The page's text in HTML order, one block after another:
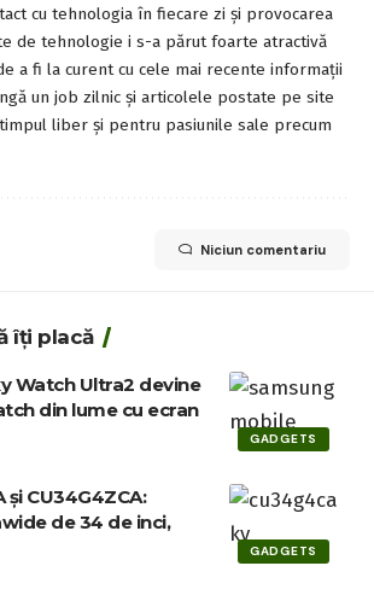
cu tehnologia în fiecare zi și provocarea
de tehnologie i s-a părut foarte atractivă
a fi la curent cu cele mai recente informații
un job zilnic și articolele postate pe site
liber și pentru pasiunile sale precum
Niciun comentariu
îți placă
GADGETS
Watch Ultra2 devine
din lume cu ecran
GADGETS
și CU34G4ZCA:
de 34 de inci,